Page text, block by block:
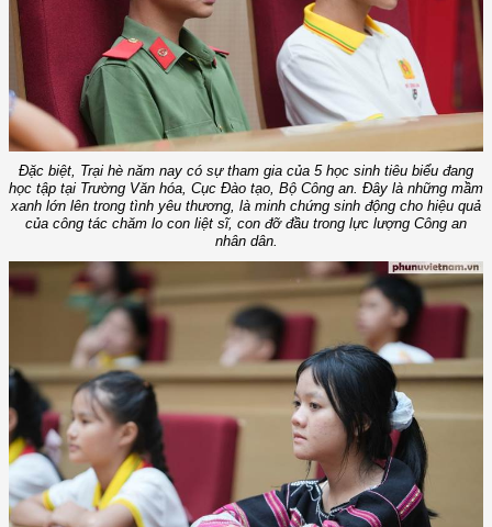
Đặc biệt, Trại hè năm nay có sự tham gia của 5 học sinh tiêu biểu đang
học tập tại Trường Văn hóa, Cục Đào tạo, Bộ Công an. Đây là những mầm
xanh lớn lên trong tình yêu thương, là minh chứng sinh động cho hiệu quả
của công tác chăm lo con liệt sĩ, con đỡ đầu trong lực lượng Công an
nhân dân.